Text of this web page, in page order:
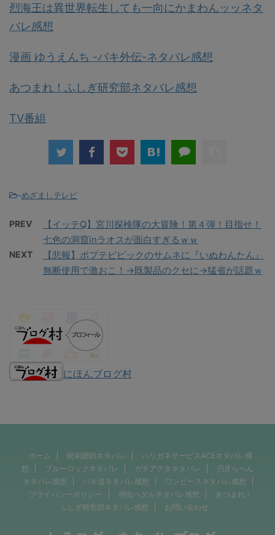
烈海王は異世界転生しても一向にかまわんッッネタ
バレ感想
漫画 ゆうえんち -バキ外伝-ネタバレ感想
あつまれ！ふしぎ研究部ネタバレ感想
TV番組
-めざましテレビ
PREV
【イッテQ】宮川探検隊の大冒険！第４弾！目指せ！
七色の洞窟inラオスが面白すぎるｗｗ
NEXT
【悲報】ポプテピピックのサムネに『いぬわんたん』
無断使用で激おこ！→既製品のクセに→猛省が話題ｗ
にほんブログ村
ホーム 呪術廻戦ネタバレ
ハリガネサービスACEネタバレ感
想
ブルーロックネタバレ ガチアクタネタバレ
刃牙らへん
ネタバレ感想
バキ道ネタバレ感想
ワンピースネタバレ感想
プライバシーポリシー
弱虫ペダルネタバレ感想
あつまれ！
ふしぎ研究部ネタバレ感想
お問い合わせ